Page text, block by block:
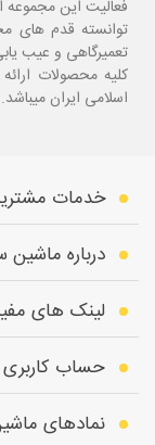
توانسته قدم های
تعمیرگاهی و عیب
کلیه محصولات
اسلامی ایران میباشد.
خدمات
درباره
لینک های
حساب کاربری
نمادهای